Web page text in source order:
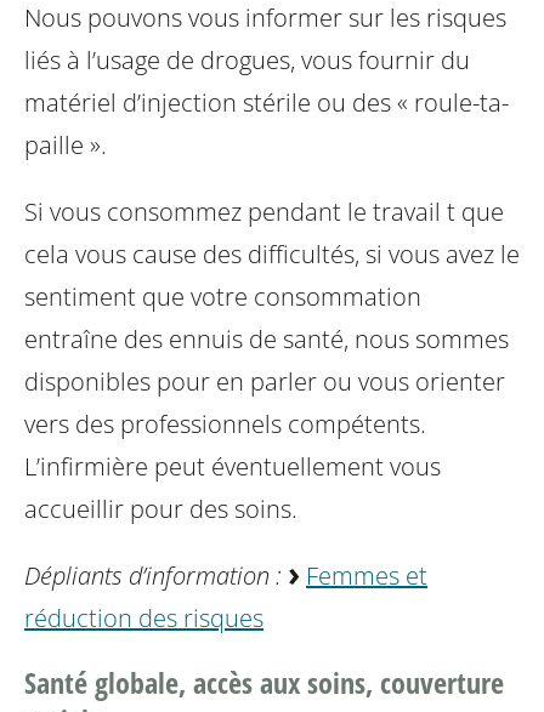
Nous pouvons vous informer sur les risques
liés à l’usage de drogues, vous fournir du
matériel d’injection stérile ou des « roule-ta-
paille ».
Si vous consommez pendant le travail t que
cela vous cause des difficultés, si vous avez le
sentiment que votre consommation
entraîne des ennuis de santé, nous sommes
disponibles pour en parler ou vous orienter
vers des professionnels compétents.
L’infirmière peut éventuellement vous
accueillir pour des soins.
Dépliants d’information :
Femmes et
réduction des risques
Santé globale, accès aux soins, couverture